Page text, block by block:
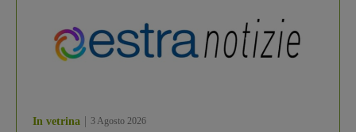
In vetrina 3 Agosto 2026